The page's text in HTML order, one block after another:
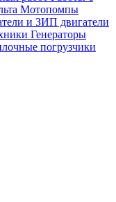
Мотопомпы
и ЗИП двигатели
Генераторы
погрузчики